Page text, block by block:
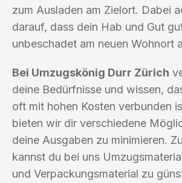
zum Ausladen am Zielort. Dabei
darauf, dass dein Hab und Gut
unbeschadet am neuen Wohnort
Bei Umzugskönig Durr Zürich
deine Bedürfnisse und wissen,
oft mit hohen Kosten verbunden
bieten wir dir verschiedene
deine Ausgaben zu minimieren.
kannst du bei uns
und Verpackungsmaterial zu